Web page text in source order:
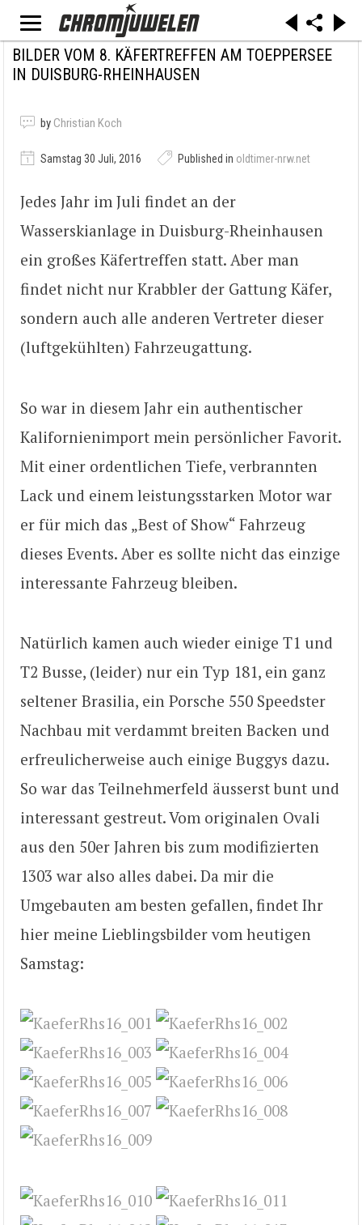
BILDER VOM 8. KÄFERTREFFEN AM TOEPPERSEE
IN DUISBURG-RHEINHAUSEN
by Christian Koch
Samstag 30 Juli, 2016 Published in oldtimer-nrw.net
Jedes Jahr im Juli findet an der
Wasserskianlage in Duisburg-Rheinhausen
ein großes Käfertreffen statt. Aber man
findet nicht nur Krabbler der Gattung Käfer,
sondern auch alle anderen Vertreter dieser
(luftgekühlten) Fahrzeugattung.
So war in diesem Jahr ein authentischer
Kalifornienimport mein persönlicher Favorit.
Mit einer ordentlichen Tiefe, verbrannten
Lack und einem leistungsstarken Motor war
er für mich das „Best of Show“ Fahrzeug
dieses Events. Aber es sollte nicht das einzige
interessante Fahrzeug bleiben.
Natürlich kamen auch wieder einige T1 und
T2 Busse, (leider) nur ein Typ 181, ein ganz
seltener Brasilia, ein Porsche 550 Speedster
Nachbau mit verdammt breiten Backen und
erfreulicherweise auch einige Buggys dazu.
So war das Teilnehmerfeld äusserst bunt und
interessant gestreut. Vom originalen Ovali
aus den 50er Jahren bis zum modifizierten
1303 war also alles dabei. Da mir die
Umgebauten am besten gefallen, findet Ihr
hier meine Lieblingsbilder vom heutigen
Samstag: